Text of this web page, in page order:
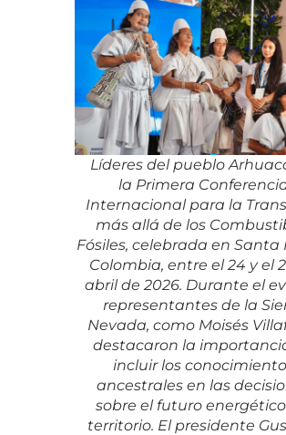
Líderes del pueblo
la Primera
Internacional para la
más allá de los
Fósiles, celebrada en Santa
Colombia, entre el 24 y el
abril de 2026. Durante el
representantes de la
Nevada, como Moisés
destacaron la
incluir los
ancestrales en las
sobre el futuro
territorio. El presidente